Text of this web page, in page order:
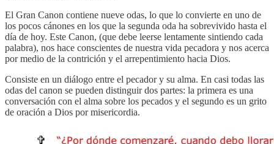
El Gran Canon contiene nueve odas, lo que lo convierte en uno de
los pocos cánones en los que la segunda oda ha sobrevivido hasta el
día de hoy. Este Canon, (que debe leerse lentamente sintiendo cada
palabra), nos hace conscientes de nuestra vida pecadora y nos acerca
por medio de la contrición y el arrepentimiento hacia Dios.
Consiste en un diálogo entre el pecador y su alma. En casi todas las
odas del canon se pueden distinguir dos partes: la primera es una
conversación con el alma sobre los pecados y el segundo es un grito
de oración a Dios por misericordia.